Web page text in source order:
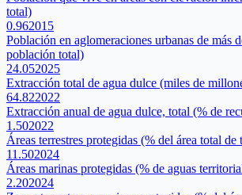
total)
0.962015
Población en aglomeraciones urbanas de más
población total)
24.052025
Extracción total de agua dulce (miles de
64.822022
Extracción anual de agua dulce, total (% de
1.502022
Áreas terrestres protegidas (% del área total de
11.502024
Áreas marinas protegidas (% de aguas
2.202024